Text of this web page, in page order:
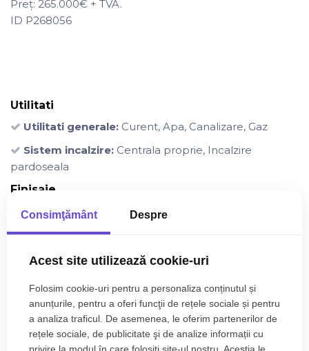
Preț: 265.000€ + TVA.
ID P268056
Utilitati
Utilitati generale: Curent, Apa, Canalizare, Gaz
Sistem incalzire: Centrala proprie, Incalzire
pardoseala
Finisaje
Izolatii:Izolatie Exterior
Dotari
Spatii utile:Terasa
Mobilat:Mobilat Lux
Imobil:Interfon, Lift, Curte comuna
Consimţământ Despre
Acest site utilizează cookie-uri
Folosim cookie-uri pentru a personaliza conținutul și
anunțurile, pentru a oferi funcţii de rețele sociale și pentru
a analiza traficul. De asemenea, le oferim partenerilor de
rețele sociale, de publicitate şi de analize informații cu
privire la modul în care folosiți site-ul nostru. Aceștia le